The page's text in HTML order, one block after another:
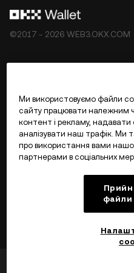
©2017 - 2026 WEB3.OKX.COM
Більше про OKX Web3
Ми використовуємо файли
сайту працювати належним
контент і рекламу, надавати
аналізувати наш трафік. Ми
про використання вами
партнерами в соціальних
файли